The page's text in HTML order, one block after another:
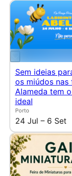
Sem ideias
os miúdos nas
Alameda tem
ideal
Porto
24 Jul – 6 Set